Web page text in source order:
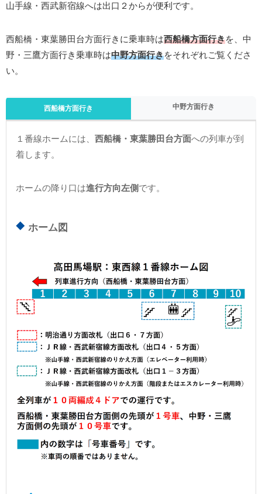
山手線・西武新宿線へは出口２からが便利です。
西船橋・東葉勝田台方面行きに乗車時は西船橋方面行きを、中
野・三鷹方面行き乗車時は中野方面行きをそれぞれご覧くださ
い。
西船橋方面行き 中野方面行き
１番線ホームには、 西船橋・東葉勝田台方面への列車が到
着します。
ホームの降り口は進行方向左側です。
ホーム図